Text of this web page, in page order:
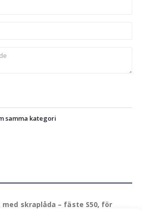
samma kategori
skraplåda – fäste S50, för